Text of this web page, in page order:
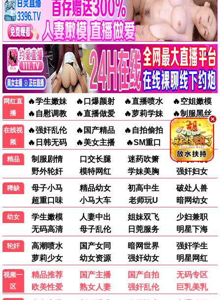
今夜逗乐
喜剧 / 生活 / 高清
悬疑
迷影之夜
悬疑 / 惊悚 / 高清